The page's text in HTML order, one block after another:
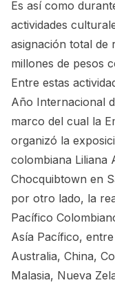
Es así como
actividades
asignación total de
millones de pesos
Entre estas
Año Internacional
marco del cual la
organizó la
colombiana Liliana
Chocquibtown en
por otro lado, la
Pacífico
Asía Pacífico,
Australia, China,
Malasia, Nueva